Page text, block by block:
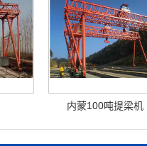
内蒙100吨提梁机